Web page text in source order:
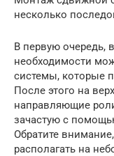
несколько
В первую очередь,
необходимости
системы, которые
После этого на
направляющие
зачастую с
Обратите
располагать на